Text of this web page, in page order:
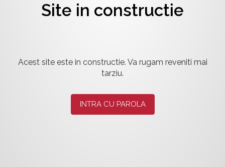
Site in constructie
Acest site este in constructie. Va rugam reveniti mai
tarziu.
INTRA CU PAROLA